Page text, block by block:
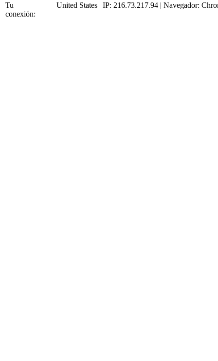
Tu
conexión:
United States | IP: 216.73.217.94 | Navegador: